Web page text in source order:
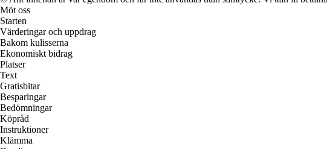
Möt oss
Starten
Värderingar och uppdrag
Bakom kulisserna
Ekonomiskt bidrag
Platser
Text
Gratisbitar
Besparingar
Bedömningar
Köpråd
Instruktioner
Klämma